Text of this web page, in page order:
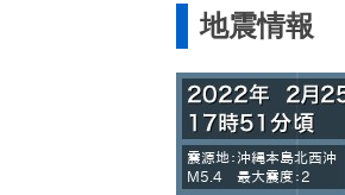
地震情報